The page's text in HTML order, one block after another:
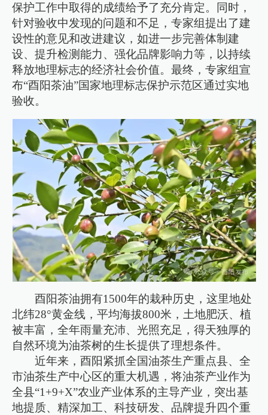
保护工作中取得的成绩给予了充分肯定。同时，
针对验收中发现的问题和不足，专家组提出了建
设性的意见和改进建议，如进一步完善体制建
设、提升检测能力、强化品牌影响力等，以持续
释放地理标志的经济社会价值。最终，专家组宣
布“酉阳茶油”国家地理标志保护示范区通过实地
验收。
酉阳茶油拥有1500年的栽种历史，这里地处
北纬28°黄金线，平均海拔800米，土地肥沃、植
被丰富，全年雨量充沛、光照充足，得天独厚的
自然环境为油茶树的生长提供了理想条件。
近年来，酉阳紧抓全国油茶生产重点县、全
市油茶生产中心区的重大机遇，将油茶产业作为
全县“1+9+X”农业产业体系的主导产业，突出基
地提质、精深加工、科技研发、品牌提升四个重